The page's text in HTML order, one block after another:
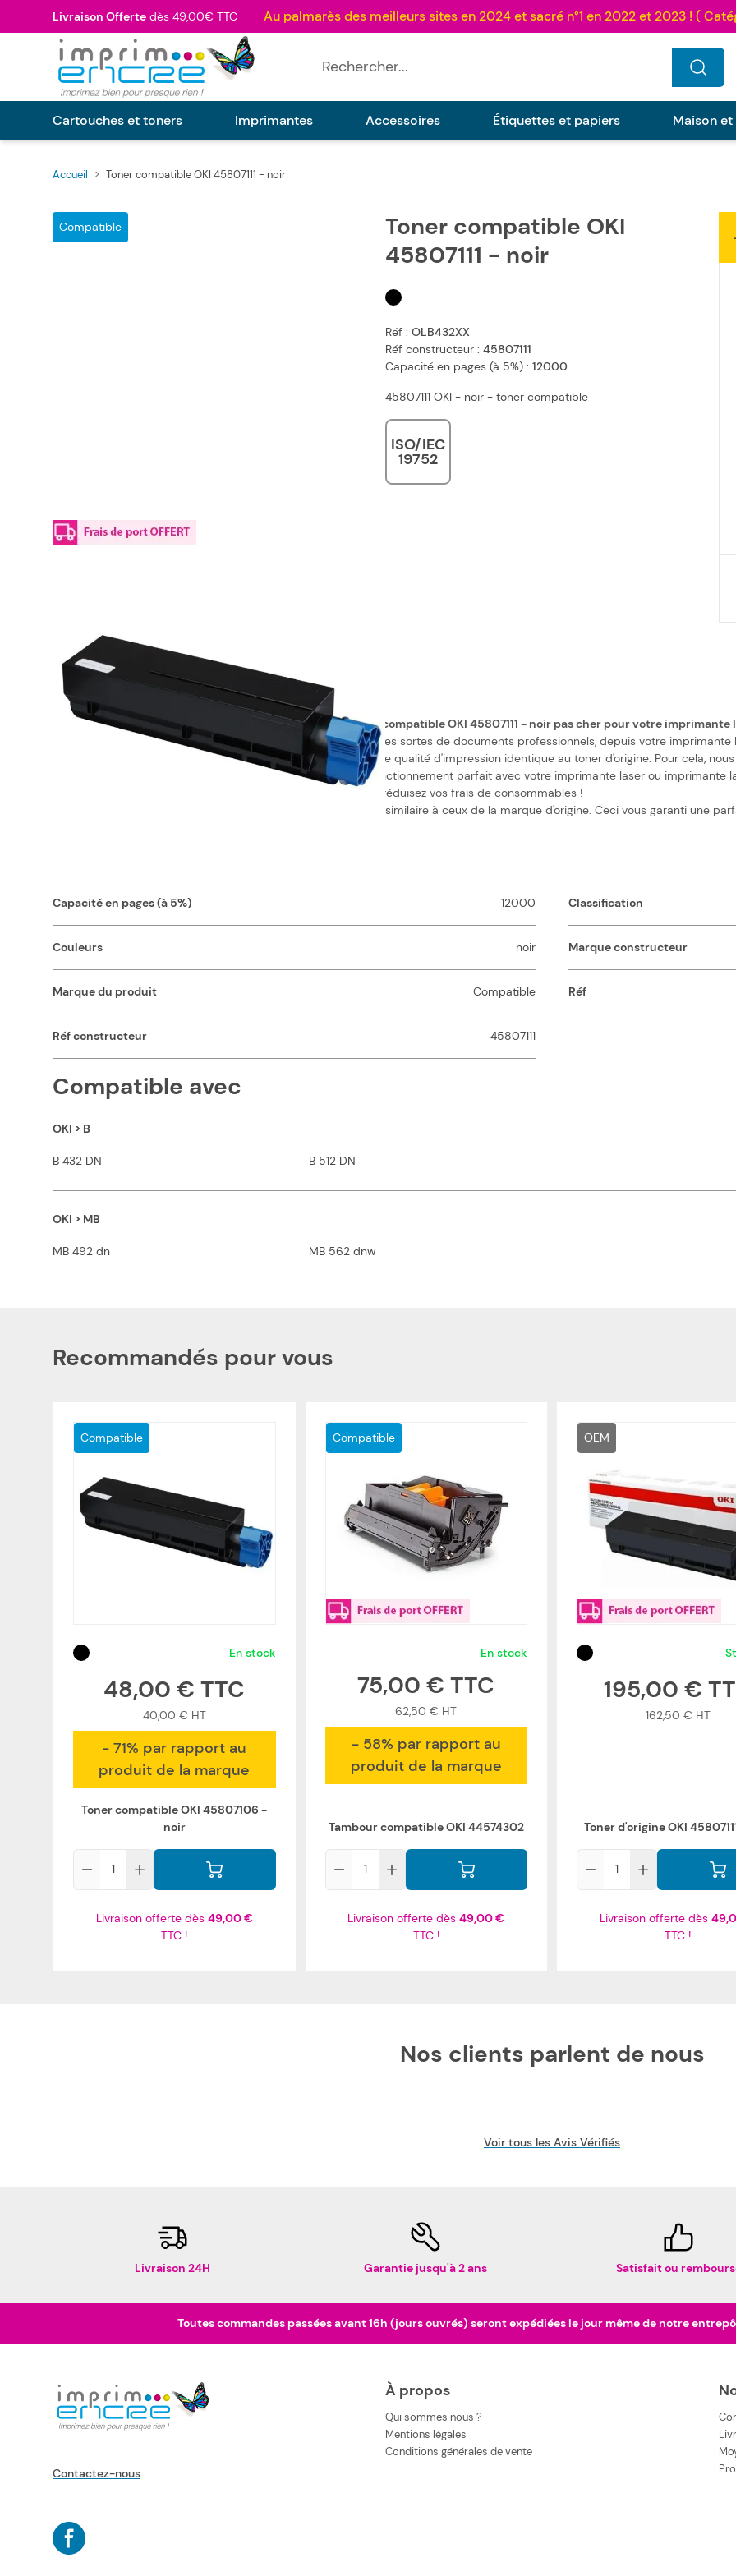
Livraison Offerte dès 49,00€ TTC
Cartouches et toners Imprimantes Accessoires Étiquettes et papiers Maison
Accueil > Toner compatible OKI 45807111 - noir
Compatible
Main image
Click to view image in fullscreen
Toner compatible OKI
45807111 - noir
Réf : OLB432XX
Réf constructeur : 45807111
Capacité en pages (à 5%) : 12000
45807111 OKI - noir - toner compatible
ISO/IEC
19752
Details
Plus d’informations
Optimisez les coûts de votre entreprise grâce à notre Toner compatible OKI 45807111 - noir pas cher pour votre
Avec sa capacité de 12000 pages, vous pourrez imprimer toutes sortes de documents professionnels, depuis votre
normes ISO, notre toner compatible 45807111 OKI vous offre une qualité d'impression identique au toner d'origine. Pour cela,
d'encre spécifique. Ces normes garantissent également un fonctionnement parfait avec votre imprimante laser ou imprimante
courriers, etc., optez pour notre toner compatible pas cher, et réduisez vos frais de consommables !
Nos consommables compatibles pas chers sont d'une qualité similaire à ceux de la marque d'origine. Ceci vous garanti une
Capacité en pages (à 5%) 12000 Classification
Couleurs noir Marque constructeur
Marque du produit Compatible Réf
Réf constructeur 45807111
Compatible avec
OKI > B
B 432 DN B 512 DN
OKI > MB
MB 492 dn MB 562 dnw
Recommandés pour vous
Compatible
En stock
48,00 €
40,00 €
- 71% par rapport au
produit de la marque
Toner compatible OKI 45807106 -
noir
Livraison offerte dès 49,00 €
TTC !
Compatible
En stock
75,00 €
62,50 €
- 58% par rapport au
produit de la marque
Tambour compatible OKI 44574302
Livraison offerte dès49,00 €
TTC !
OEM
195,00 €
162,50 €
Toner d'origine OKI
Livraison offerte dès
TTC !
Nos clients parlent de nous
Voir tous les Avis Vérifiés
Livraison 24H Garantie jusqu'à 2 ans Satisfait ou
Toutes commandes passées avant 16h (jours ouvrés) seront expédiées le jour même de notre
Contactez-nous
À propos
Qui sommes nous ?
Mentions légales
Conditions générales de vente